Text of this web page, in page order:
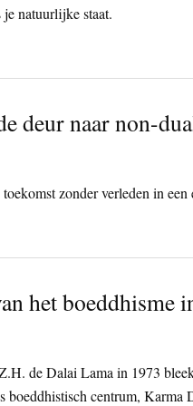
natuurlijke staat.
deur naar non-
zonder verleden in een
het boeddhisme
de Dalai Lama in 1973
boeddhistisch centrum,